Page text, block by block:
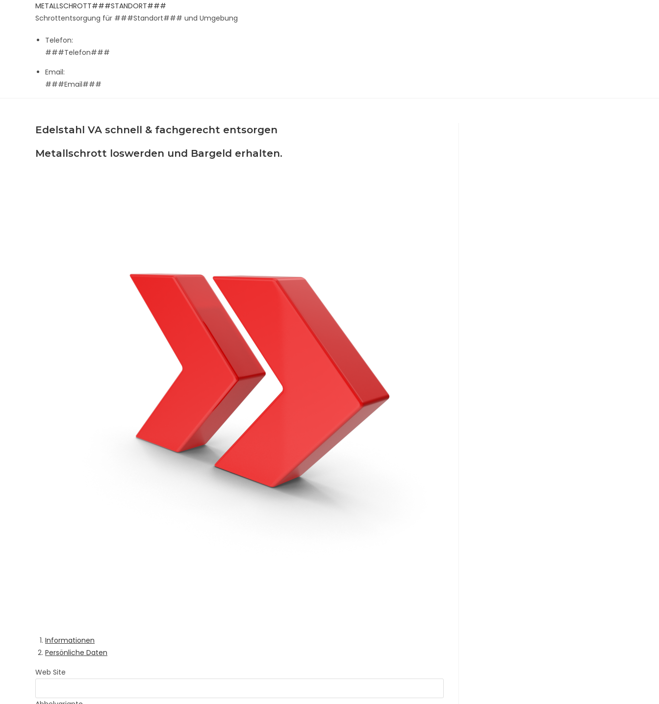
METALLSCHROTT###STANDORT###
Schrottentsorgung für ###Standort### und Umgebung
Telefon:
###Telefon###
Email:
###Email###
Edelstahl VA schnell & fachgerecht entsorgen
Metallschrott loswerden und Bargeld erhalten.
Informationen
Persönliche Daten
Web Site